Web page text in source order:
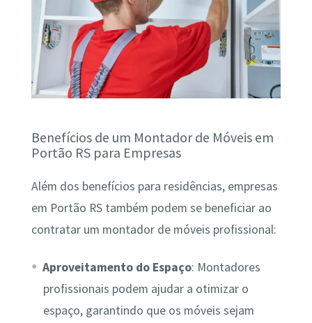
Benefícios de um Montador de Móveis em
Portão RS para Empresas
Além dos benefícios para residências, empresas
em Portão RS também podem se beneficiar ao
contratar um montador de móveis profissional:
Aproveitamento do Espaço: Montadores
profissionais podem ajudar a otimizar o
espaço, garantindo que os móveis sejam